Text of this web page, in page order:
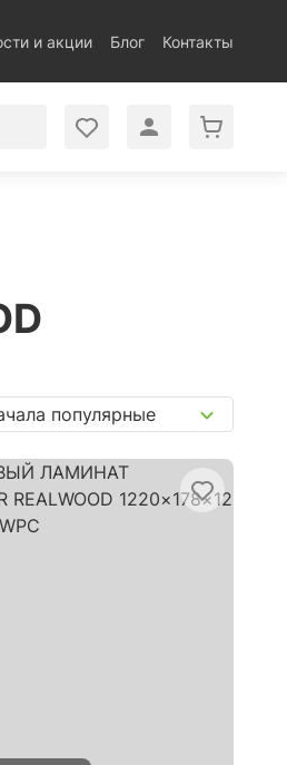
и акции Блог Контакты
популярные